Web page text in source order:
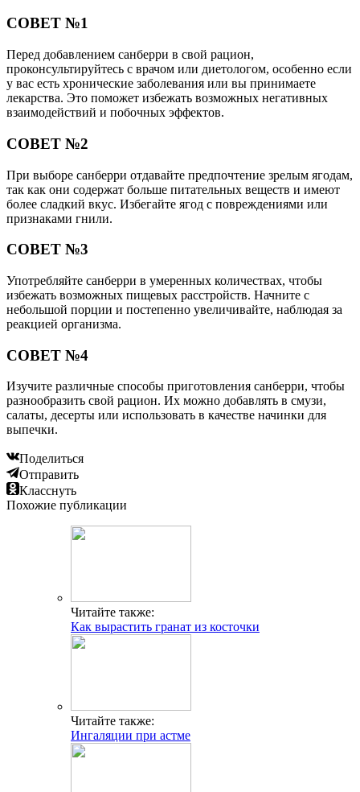
СОВЕТ №1
Перед добавлением санберри в свой рацион,
проконсультируйтесь с врачом или диетологом, особенно если
у вас есть хронические заболевания или вы принимаете
лекарства. Это поможет избежать возможных негативных
взаимодействий и побочных эффектов.
СОВЕТ №2
При выборе санберри отдавайте предпочтение зрелым ягодам,
так как они содержат больше питательных веществ и имеют
более сладкий вкус. Избегайте ягод с повреждениями или
признаками гнили.
СОВЕТ №3
Употребляйте санберри в умеренных количествах, чтобы
избежать возможных пищевых расстройств. Начните с
небольшой порции и постепенно увеличивайте, наблюдая за
реакцией организма.
СОВЕТ №4
Изучите различные способы приготовления санберри, чтобы
разнообразить свой рацион. Их можно добавлять в смузи,
салаты, десерты или использовать в качестве начинки для
выпечки.
Поделиться
Отправить
Класснуть
Похожие публикации
Читайте также:
Как вырастить гранат из косточки
Читайте также:
Ингаляции при астме